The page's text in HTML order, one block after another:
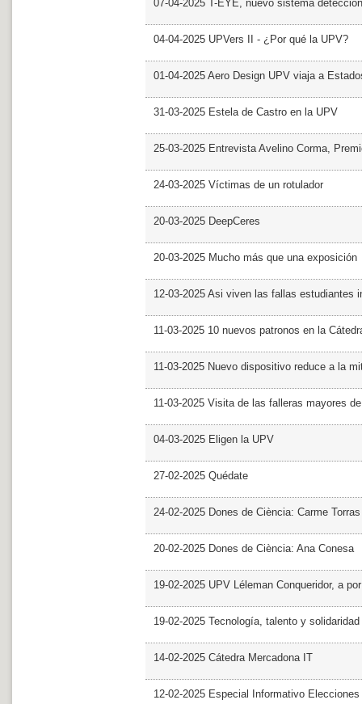
07-04-2025 T-EYE, nuevo sistema
04-04-2025 UPVers II - ¿Por qué la UPV?
01-04-2025 Aero Design UPV viaja a
31-03-2025 Estela de Castro en la UPV
25-03-2025 Entrevista Avelino Corma,
24-03-2025 Víctimas de un rotulador
20-03-2025 DeepCeres
20-03-2025 Mucho más que una exposición
12-03-2025 Asi viven las fallas estudiantes
11-03-2025 10 nuevos patronos en la
11-03-2025 Nuevo dispositivo reduce a la
11-03-2025 Visita de las falleras mayores
04-03-2025 Eligen la UPV
27-02-2025 Quédate
24-02-2025 Dones de Ciència: Carme Torras
20-02-2025 Dones de Ciència: Ana Conesa
19-02-2025 UPV Léleman Conqueridor, a
19-02-2025 Tecnología, talento y
14-02-2025 Cátedra Mercadona IT
12-02-2025 Especial Informativo Elecciones